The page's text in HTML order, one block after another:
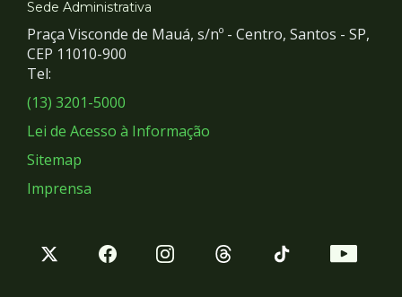
e
Redes
Sociais
Sede Administrativa
Praça Visconde de Mauá, s/nº - Centro, Santos - SP,
CEP 11010-900
Tel:
(13) 3201-5000
Lei de Acesso à Informação
Sitemap
Imprensa